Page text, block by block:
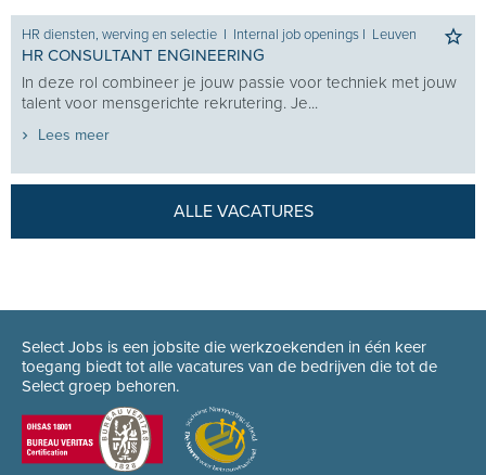
HR diensten, werving en selectie I Internal job openings I Leuven
HR CONSULTANT ENGINEERING
In deze rol combineer je jouw passie voor techniek met jouw
talent voor mensgerichte rekrutering. Je...
Lees meer
ALLE VACATURES
Select Jobs is een jobsite die werkzoekenden in één keer
toegang biedt tot alle vacatures van de bedrijven die tot de
Select groep behoren.